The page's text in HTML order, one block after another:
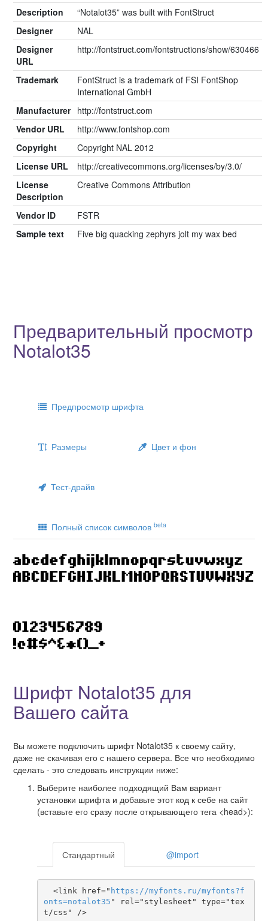
Description
“Notalot35” was built with FontStruct
Designer
NAL
Designer
URL
http://fontstruct.com/fontstructions/show/630466
Trademark
FontStruct is a trademark of FSI FontShop
International GmbH
Manufacturer http://fontstruct.com
Vendor URL
http://www.fontshop.com
Copyright
Copyright NAL 2012
License URL
http://creativecommons.org/licenses/by/3.0/
License
Description
Creative Commons Attribution
Vendor ID
FSTR
Sample text
Five big quacking zephyrs jolt my wax bed
Предварительный просмотр
Notalot35
Предпросмотр шрифта
Размеры Цвет и фон
Тест-драйв
Полный список символов beta
Шрифт Notalot35 для
Вашего сайта
Вы можете подключить шрифт Notalot35 к своему сайту,
даже не скачивая его с нашего сервера. Все что необходимо
сделать - это следовать инструкции ниже:
Выберите наиболее подходящий Вам вариант
установки шрифта и добавьте этот код к себе на сайт
(вставьте его сразу после открывающего тега <head>):
Стандартный @import
  <link href="
https ://myfonts . ru /myfonts?f
onts=notalot35 " rel="stylesheet" type="tex
t/css" />